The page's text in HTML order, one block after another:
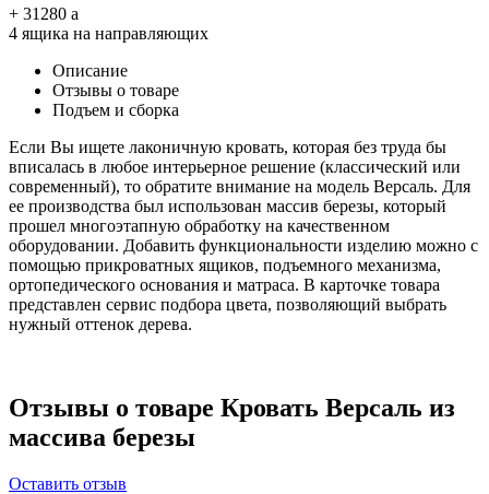
+ 31280 a
4 ящика на направляющих
Описание
Отзывы о товаре
Подъем и сборка
Если Вы ищете лаконичную кровать, которая без труда бы
вписалась в любое интерьерное решение (классический или
современный), то обратите внимание на модель Версаль. Для
ее производства был использован массив березы, который
прошел многоэтапную обработку на качественном
оборудовании. Добавить функциональности изделию можно с
помощью прикроватных ящиков, подъемного механизма,
ортопедического основания и матраса. В карточке товара
представлен сервис подбора цвета, позволяющий выбрать
нужный оттенок дерева.
Отзывы о товаре Кровать Версаль из
массива березы
Оставить отзыв